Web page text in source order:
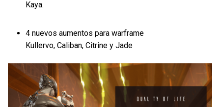
Kaya.
4 nuevos aumentos para warframe
Kullervo, Caliban, Citrine y Jade